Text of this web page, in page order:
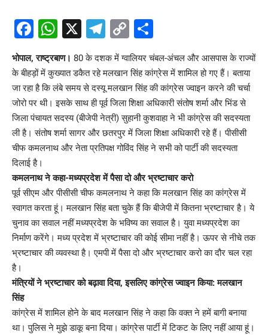
Facebook
WhatsApp
X Telegram
Copy
Link
भोपाल, राष्ट्रबाण। 80 के दशक में ग्वालियर चंबल-अंचल और आसपास के राज्यों
के बीहड़ों में कुख्यात डकैत रहे मलखान सिंह कांग्रेस में शामिल हो गए हैं। बताया
जा रहा है कि लंबे समय से दस्यू मलखान सिंह की कांग्रेस ज्वाइन करने की चर्चा
जोरो पर थी। इसके साथ ही पूर्व जिला शिक्षा अधिकारी संतोष शर्मा और भिंड से
जिला पंचायत सदस्य (बीजेपी नेत्री) सुहानी कुशवाहा ने भी कांग्रेस की सदस्यता
ली है। संतोष शर्मा सागर और छतरपुर में जिला शिक्षा अधिकारी रहे हैं। पीसीसी
चीफ कमलनाथ और नेता प्रतिपक्ष गोविंद सिंह ने सभी को पार्टी की सदस्यता
दिलाई है।
कमलनाथ ने कहा-मध्यप्रदेश में पैसा दो और भ्रष्टाचार करो
पूर्व सीएम और पीसीसी चीफ कमलनाथ ने कहा कि मलखान सिंह का कांग्रेस में
स्वागत करता हूं। मलखान सिंह बता चुके हैं कि बीजेपी में कितना भ्रष्टाचार है। ये
चुनाव का सवाल नहीं मध्यप्रदेश के भविष्य का सवाल है। युवा मध्यप्रदेश का
निर्माण करेंगे। मध्य प्रदेश में भ्रष्टाचार की कोई सीमा नहीं है। ऊपर से नीचे तक
भ्रष्टाचार की व्यवस्था है। एमपी में पैसा दो और भ्रष्टाचार करो का दौर चल रहा
है।
मंत्रियों ने भ्रष्टाचार को बढ़ावा दिया, इसलिए कांग्रेस ज्वाइन किया: मलखान
सिंह
कांग्रेस में शामिल होने के बाद मलखान सिंह ने कहा कि वक्त ने हमें बागी बनाया
था। पुलिस ने मुझे डाकू बना दिया। कांग्रेस पार्टी में टिकट के लिए नहीं आया हूं।